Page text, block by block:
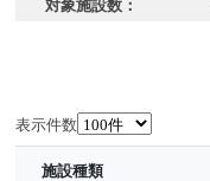
対象施設数：
表示件数
施設種類